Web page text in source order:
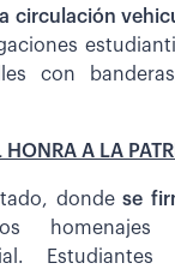
circulación
con
A LA
dondese
homenajes
Estudiantes